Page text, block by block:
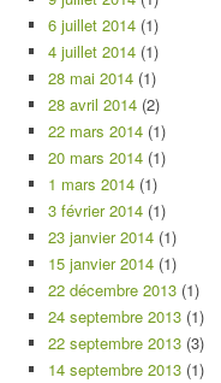
6 juillet 2014 (1)
4 juillet 2014 (1)
28 mai 2014 (1)
28 avril 2014 (2)
22 mars 2014 (1)
20 mars 2014 (1)
1 mars 2014 (1)
3 février 2014 (1)
23 janvier 2014 (1)
15 janvier 2014 (1)
22 décembre 2013 (1)
24 septembre 2013 (1)
22 septembre 2013 (3)
14 septembre 2013 (1)